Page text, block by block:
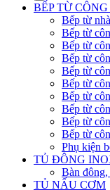
BẾP TỪ
Bếp từ
Bếp từ
Bếp từ
Bếp từ
Bếp từ
Bếp từ
Bếp từ
Bếp từ
Bếp từ
Bếp từ
Phụ kiện
TỦ ĐÔNG
Bàn đông,
TỦ NẤU CƠM